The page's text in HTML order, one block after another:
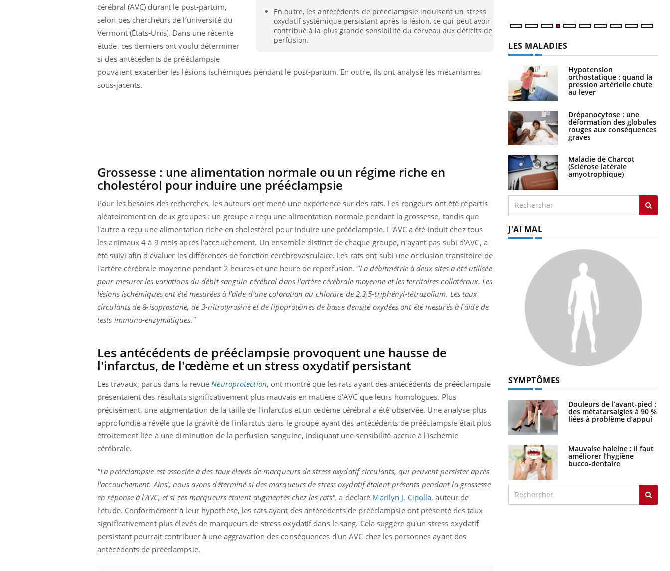
En outre, les antécédents de prééclampsie induisent un stress
oxydatif systémique persistant après la lésion, ce qui peut avoir
contribué à la plus grande sensibilité du cerveau aux déficits de
perfusion.
cérébral (AVC) durant le post-partum,
selon des chercheurs de l’université du
Vermont (États-Unis). Dans une récente
étude, ces derniers ont voulu déterminer
si des antécédents de prééclampsie
pouvaient exacerber les lésions ischémiques pendant le post-partum. En outre, ils ont analysé les mécanismes
sous-jacents.
Grossesse : une alimentation normale ou un régime riche en
cholestérol pour induire une prééclampsie
Pour les besoins des recherches, les auteurs ont mené une expérience sur des rats. Les rongeurs ont été répartis
aléatoirement en deux groupes : un groupe a reçu une alimentation normale pendant la grossesse, tandis que
l'autre a reçu une alimentation riche en cholestérol pour induire une prééclampsie. L'AVC a été induit chez tous
les animaux 4 à 9 mois après l'accouchement. Un ensemble distinct de chaque groupe, n'ayant pas subi d'AVC, a
été suivi afin d'évaluer les différences de fonction cérébrovasculaire. Les rats ont subi une occlusion transitoire de
l'artère cérébrale moyenne pendant 2 heures et une heure de reperfusion. "La débitmétrie à deux sites a été utilisée
pour mesurer les variations du débit sanguin cérébral dans l'artère cérébrale moyenne et les territoires collatéraux. Les
lésions ischémiques ont été mesurées à l'aide d'une coloration au chlorure de 2,3,5-triphényl-tétrazolium. Les taux
circulants de 8-isoprostane, de 3-nitrotyrosine et de lipoprotéines de basse densité oxydées ont été mesurés à l'aide de
tests immuno-enzymatiques."
Les antécédents de prééclampsie provoquent une hausse de
l'infarctus, de l'œdème et un stress oxydatif persistant
Les travaux, parus dans la revueNeuroprotection, ont montré que les rats ayant des antécédents de prééclampsie
présentaient des résultats significativement plus mauvais en matière d'AVC que leurs homologues. Plus
précisément, une augmentation de la taille de l'infarctus et un œdème cérébral a été observée. Une analyse plus
approfondie a révélé que la gravité de l'infarctus dans le groupe ayant des antécédents de prééclampsie était plus
étroitement liée à une diminution de la perfusion sanguine, indiquant une sensibilité accrue à l'ischémie
cérébrale.
"La prééclampsie est associée à des taux élevés de marqueurs de stress oxydatif circulants, qui peuvent persister après
l'accouchement. Ainsi, nous avons déterminé si des marqueurs de stress oxydatif étaient présents pendant la grossesse
en réponse à l'AVC, et si ces marqueurs étaient augmentés chez les rats", a déclaré Marilyn J. Cipolla, auteur de
l’étude. Conformément à leur hypothèse, les rats ayant des antécédents de prééclampsie ont présenté des taux
significativement plus élevés de marqueurs de stress oxydatif dans le sang. Cela suggère qu'un stress oxydatif
persistant pourrait contribuer à une aggravation des conséquences d'un AVC chez les personnes ayant des
antécédents de prééclampsie.
LES MALADIES
Hypotension
orthostatique : quand la
pression artérielle chute
au lever
Drépanocytose : une
déformation des globules
rouges aux conséquences
graves
Maladie de Charcot
(Sclérose latérale
amyotrophique)
J'AI MAL
SYMPTÔMES
Douleurs de l’avant-pied :
des métatarsalgies à 90 %
liées à problème d’appui
Mauvaise haleine : il faut
améliorer l’hygiène
bucco-dentaire